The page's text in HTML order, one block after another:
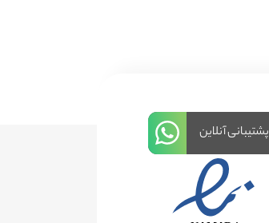
پشتیبانی آنلاین